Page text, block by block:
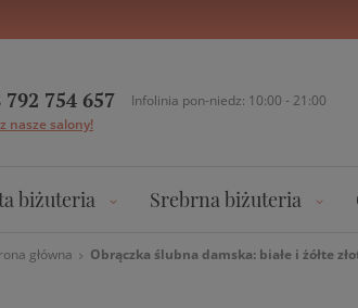
792 754 657
Infolinia pon-niedz: 10:00 - 21:00
nasze salony!
biżuteria Srebrna biżuteria
główna Obrączka ślubna damska: białe i żółte